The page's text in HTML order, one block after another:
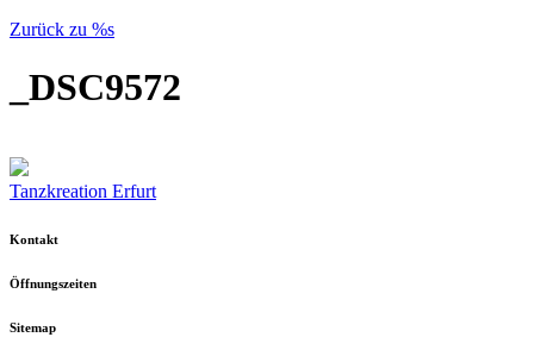
Zurück zu %s
_DSC9572
Tanzkreation Erfurt
Kontakt
Öffnungszeiten
Sitemap